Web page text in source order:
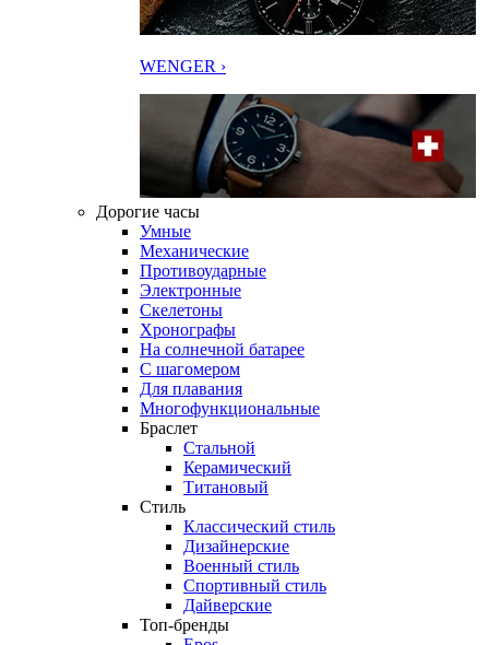
WENGER ›
Дорогие часы
Умные
Механические
Противоударные
Электронные
Скелетоны
Хронографы
На солнечной батарее
С шагомером
Для плавания
Многофункциональные
Браслет
Стальной
Керамический
Титановый
Стиль
Классический стиль
Дизайнерские
Военный стиль
Спортивный стиль
Дайверские
Топ-бренды